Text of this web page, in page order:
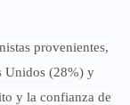
provenientes,
Unidos (28%) y
y la confianza de